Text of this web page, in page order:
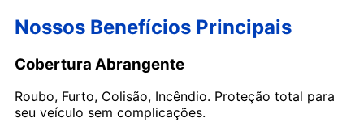
Nossos Benefícios Principais
Cobertura Abrangente
Roubo, Furto, Colisão, Incêndio. Proteção total para
seu veículo sem complicações.